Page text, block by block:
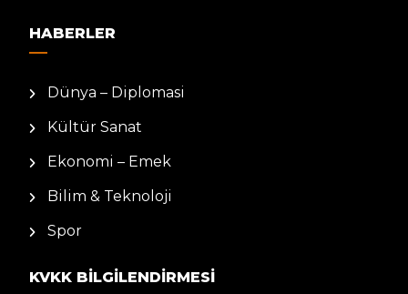
HABERLER
Dünya – Diplomasi
Kültür Sanat
Ekonomi – Emek
Bilim & Teknoloji
Spor
KVKK BILGILENDIRMESI